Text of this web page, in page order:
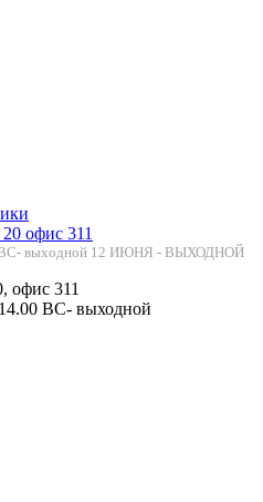
офис 311
ВС- выходной 12 ИЮНЯ - ВЫХОДНОЙ
офис 311
ВС- выходной